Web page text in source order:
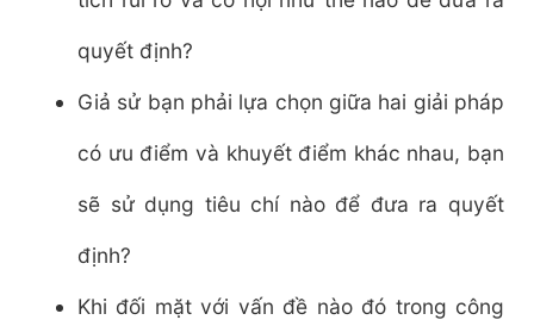
quyết định?
Giả sử bạn phải lựa chọn giữa hai giải pháp
có ưu điểm và khuyết điểm khác nhau, bạn
sẽ sử dụng tiêu chí nào để đưa ra quyết
định?
Khi đối mặt với vấn đề nào đó trong công